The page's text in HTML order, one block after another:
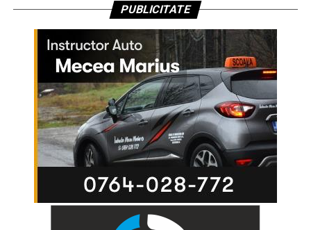
PUBLICITATE